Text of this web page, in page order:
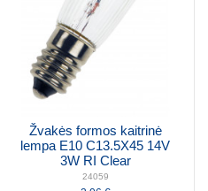
Žvakės formos kaitrinė
lempa E10 C13.5X45 14V
3W RI Clear
24059